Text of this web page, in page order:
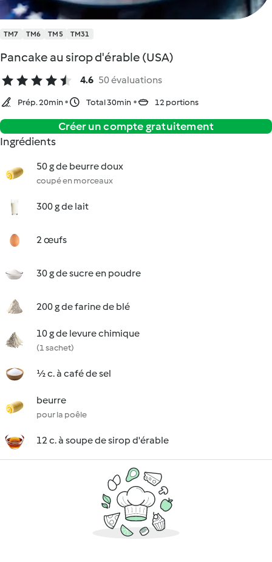
TM7 TM6 TM5 TM31
Pancake au sirop d'érable (USA)
4.6 50 évaluations
Prép. 20min Total 30min 12 portions
Créer un compte gratuitement
Ingrédients
50 g de beurre doux
coupé en morceaux
300 g de lait
2 œufs
30 g de sucre en poudre
200 g de farine de blé
10 g de levure chimique
(1 sachet)
½ c. à café de sel
beurre
pour la poêle
12 c. à soupe de sirop d'érable